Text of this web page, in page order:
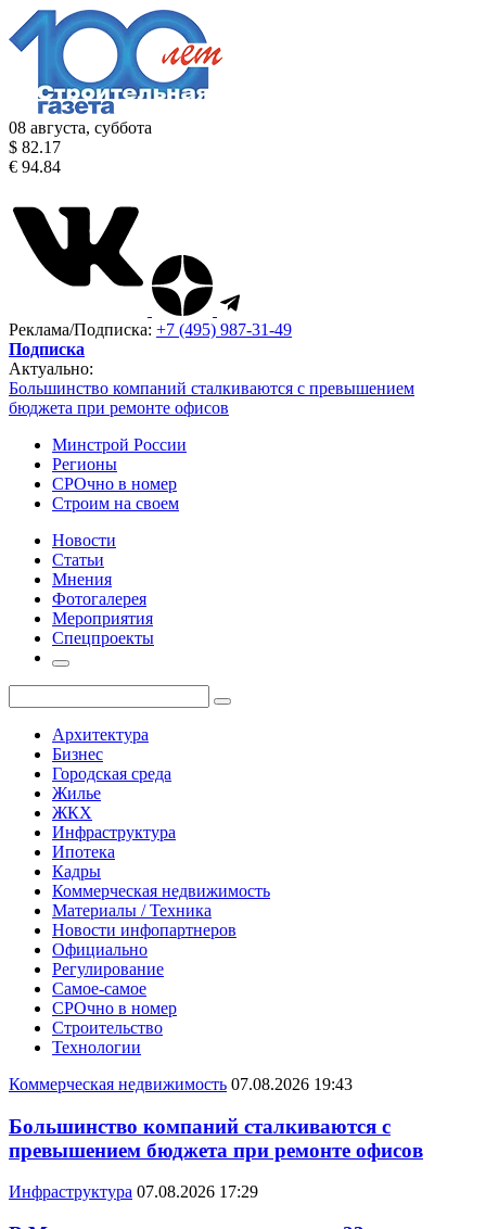
08 августа, суббота
$ 82.17
€ 94.84
Реклама/Подписка: +7 (495) 987-31-49
Подписка
Актуально:
Большинство компаний сталкиваются с превышением
бюджета при ремонте офисов
Минстрой России
Регионы
СРОчно в номер
Строим на своем
Новости
Статьи
Мнения
Фотогалерея
Мероприятия
Спецпроекты
Архитектура
Бизнес
Городская среда
Жилье
ЖКХ
Инфраструктура
Ипотека
Кадры
Коммерческая недвижимость
Материалы / Техника
Новости инфопартнеров
Официально
Регулирование
Самое-самое
СРОчно в номер
Строительство
Технологии
Коммерческая недвижимость 07.08.2026 19:43
Большинство компаний сталкиваются с
превышением бюджета при ремонте офисов
Инфраструктура 07.08.2026 17:29